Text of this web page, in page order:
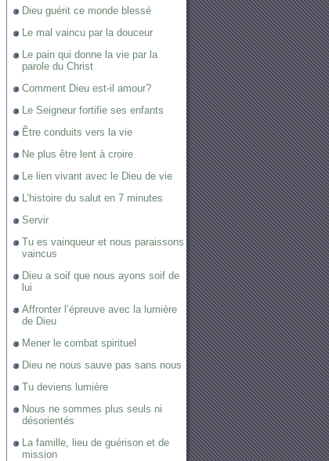
Dieu guérit ce monde blessé
Le mal vaincu par la douceur
Le pain qui donne la vie par la
parole du Christ
Comment Dieu est-il amour?
Le Seigneur fortifie ses enfants
Être conduits vers la vie
Ne plus être lent à croire
Le lien vivant avec le Dieu de vie
L’histoire du salut en 7 minutes
Servir
Tu es vainqueur et nous paraissons
vaincus
Dieu a soif que nous ayons soif de
lui
Affronter l’épreuve avec la lumière
de Dieu
Mener le combat spirituel
Dieu ne nous sauve pas sans nous
Tu deviens lumière
Nous ne sommes plus seuls ni
désorientés
La famille, lieu de guérison et de
mission